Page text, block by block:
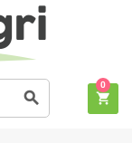
search shopping_cart
0